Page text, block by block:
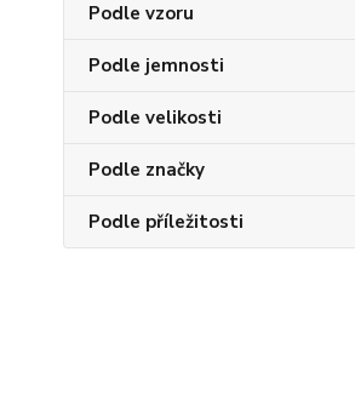
Podle vzoru
Podle jemnosti
Podle velikosti
Podle značky
Podle příležitosti